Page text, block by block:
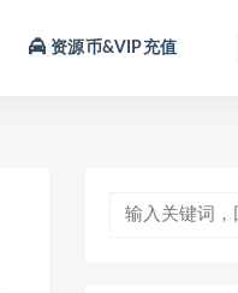
资源币&VIP充值